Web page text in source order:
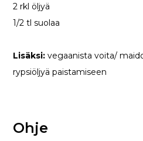
2 rkl öljyä
1/2 tl suolaa
Lisäksi: vegaanista voita/
rypsiöljyä paistamiseen
Ohje